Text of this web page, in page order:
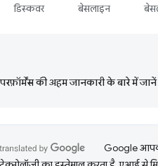
डिस्कवर बेसलाइन
की अहम जानकारी के बारे में जानें
Google